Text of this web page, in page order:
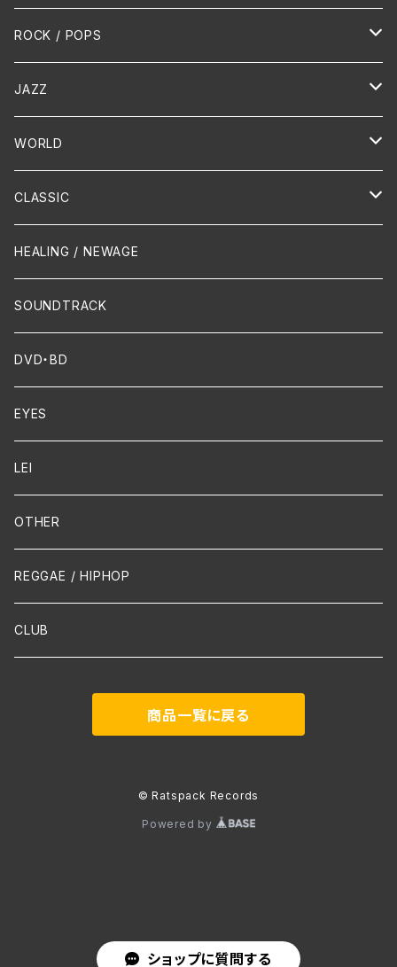
ショップに質問する
HR/HM
演歌 / 歌謡曲
PUNK/HARDCORE
Hip-Hop/Dancehall Reggae
ROCK / POPS
Oldies
HR/HM
JAZZ
Vocal
Piano
Crossover / Fusion
Dixie / New Orleans
FUNK
WORLD
HAWAIIAN
Chanson
CLASSIC
Piano
Flute
Violin
Cello
Guitar / Ukulele
Mandolin
声楽
吹奏楽
Contemporary / Avangarde
HEALING / NEWAGE
SOUNDTRACK
DVD・BD
EYES
LEI
OTHER
REGGAE / HIPHOP
CLUB
商品一覧に戻る
© Ratspack Records
Powered by